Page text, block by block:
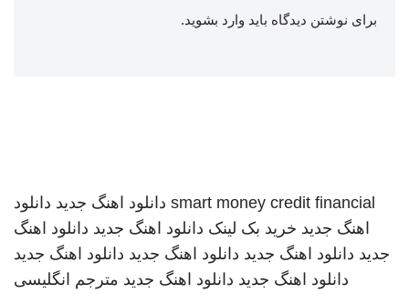
برای نوشتن دیدگاه باید وارد بشوید.
smart money credit financial دانلود اهنگ جدید دانلود
اهنگ جدید خرید بک لینک دانلود اهنگ جدید دانلود اهنگ
جدید دانلود اهنگ جدید دانلود اهنگ جدید دانلود اهنگ جدید
دانلود اهنگ جدید دانلود اهنگ جدید مترجم انگلیسی